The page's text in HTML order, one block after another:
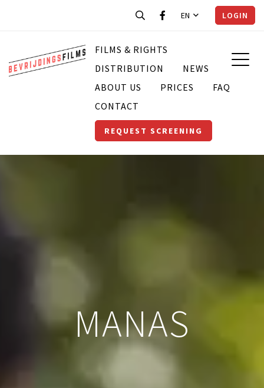
EN LOGIN
FILMS & RIGHTS
DISTRIBUTION
NEWS
ABOUT US
PRICES
FAQ
CONTACT
REQUEST SCREENING
MANAS